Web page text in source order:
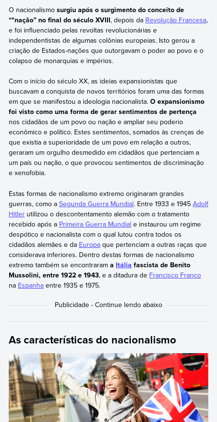
O nacionalismo surgiu após o surgimento do conceito de
“"nação” no final do século XVIII, depois da Revolução Francesa,
e foi influenciado pelas revoltas revolucionárias e
independentistas de algumas colônias europeias. Isto gerou a
criação de Estados-nações que outorgavam o poder ao povo e o
colapso de monarquias e impérios.
Com o início do século XX, as ideias expansionistas que
buscavam a conquista de novos territórios foram uma das formas
em que se manifestou a ideologia nacionalista. O expansionismo
foi visto como uma forma de gerar sentimentos de pertença
nos cidadãos de um povo ou nação e ampliar seu poderio
econômico e político. Estes sentimentos, somados às crenças de
que existia a superioridade de um povo em relação a outros,
geraram um orgulho desmedido em cidadãos que pertenciam a
um país ou nação, o que provocou sentimentos de discriminação
e xenofobia.
Estas formas de nacionalismo extremo originaram grandes
guerras, como a Segunda Guerra Mundial. Entre 1933 e 1945 Adolf
Hitlerutilizou o descontentamento alemão com o tratamento
recebido após a Primeira Guerra Mundial e instaurou um regime
despótico e nacionalista com o qual lutou contra todos os
cidadãos alemães e da Europaque pertenciam a outras raças que
considerava inferiores. Dentro destas formas de nacionalismo
extremo também se encontraram a Itália fascista de Benito
Mussolini, entre 1922 e 1943, e a ditadura de Francisco Franco
na Espanhaentre 1935 e 1975.
As características do nacionalismo